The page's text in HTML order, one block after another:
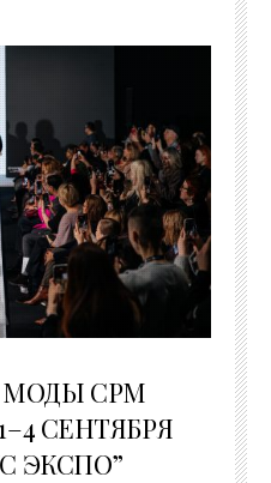
CPM
СЕНТЯБРЯ
ЭКСПО”